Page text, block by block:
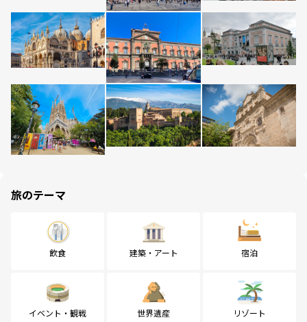
旅のテーマ
飲食 建築・アート 宿泊
イベント・観戦 世界遺産 リゾート